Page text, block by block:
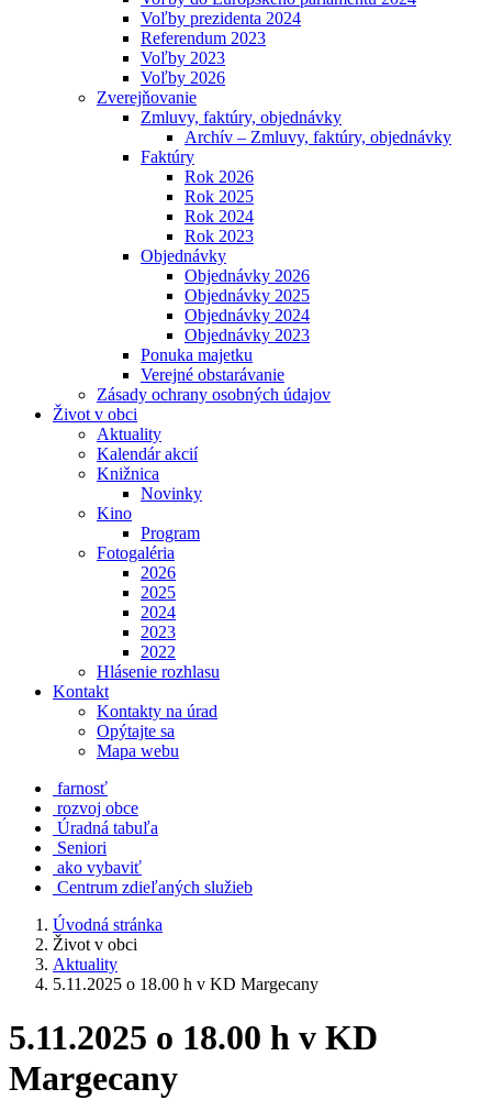
Voľby prezidenta 2024
Referendum 2023
Voľby 2023
Voľby 2026
Zverejňovanie
Zmluvy, faktúry, objednávky
Archív – Zmluvy, faktúry, objednávky
Faktúry
Rok 2026
Rok 2025
Rok 2024
Rok 2023
Objednávky
Objednávky 2026
Objednávky 2025
Objednávky 2024
Objednávky 2023
Ponuka majetku
Verejné obstarávanie
Zásady ochrany osobných údajov
Život v obci
Aktuality
Kalendár akcií
Knižnica
Novinky
Kino
Program
Fotogaléria
2026
2025
2024
2023
2022
Hlásenie rozhlasu
Kontakt
Kontakty na úrad
Opýtajte sa
Mapa webu
farnosť
rozvoj obce
Úradná tabuľa
Seniori
ako vybaviť
Centrum zdieľaných služieb
Úvodná stránka
Život v obci
Aktuality
5.11.2025 o 18.00 h v KD Margecany
5.11.2025 o 18.00 h v KD
Margecany